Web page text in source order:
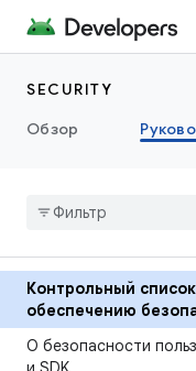
SECURITY
Обзор
Контрольный
обеспечению
О безопасности